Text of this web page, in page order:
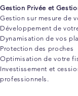
Gestion Privée et
Gestion sur mesure de
Développement de
Dynamisation de vos
Protection des proches
Optimisation de votre
Investissement et
professionnels.